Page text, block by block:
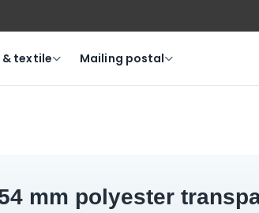
textile Mailing postal